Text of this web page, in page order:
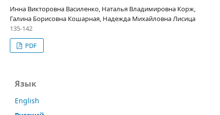
Инна Викторовна Василенко, Наталья Владимировна Корж,
Галина Борисовна Кошарная, Надежда Михайловна Лисица
135-142
PDF
Язык
English